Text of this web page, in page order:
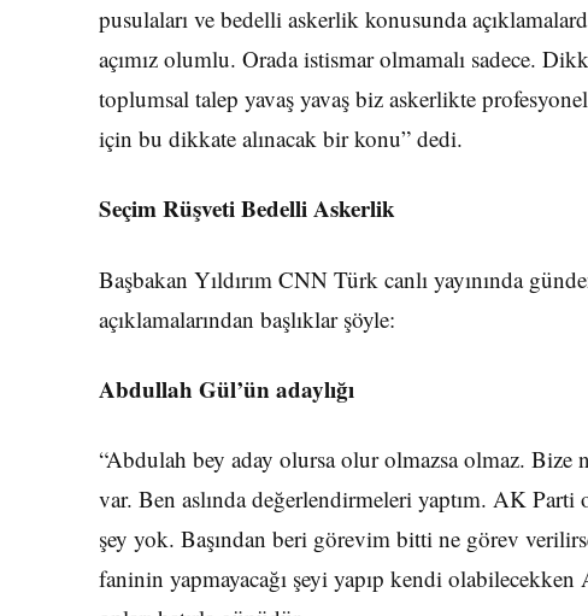
pusulaları ve bedelli askerlik konusunda
açımız olumlu. Orada istismar olmamalı sadece.
toplumsal talep yavaş yavaş biz askerlikte
için bu dikkate alınacak bir konu” dedi.
Seçim Rüşveti Bedelli Askerlik
Başbakan Yıldırım CNN Türk canlı yayınında
açıklamalarından başlıklar şöyle:
Abdullah Gül’ün adaylığı
“Abdulah bey aday olursa olur olmazsa olmaz. Bize
var. Ben aslında değerlendirmeleri yaptım. AK
şey yok. Başından beri görevim bitti ne görev
faninin yapmayacağı şeyi yapıp kendi